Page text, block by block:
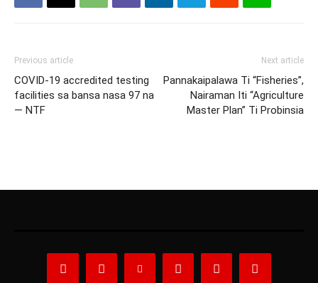
Previous article
COVID-19 accredited testing
facilities sa bansa nasa 97 na
— NTF
Next article
Pannakaipalawa Ti “Fisheries”,
Nairaman Iti “Agriculture
Master Plan” Ti Probinsia